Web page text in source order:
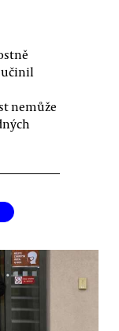
učinil
nemůže